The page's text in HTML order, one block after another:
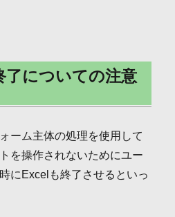
了についての注意
ーム主体の処理を使用して
を操作されないためにユー
にExcelも終了させるといっ